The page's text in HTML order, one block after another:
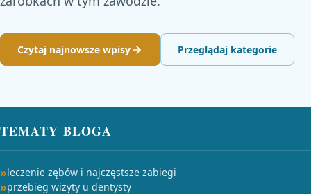
Czytaj najnowsze wpisy Przeglądaj kategorie
TEMATY BLOGA
leczenie zębów i najczęstsze zabiegi
przebieg wizyty u dentysty